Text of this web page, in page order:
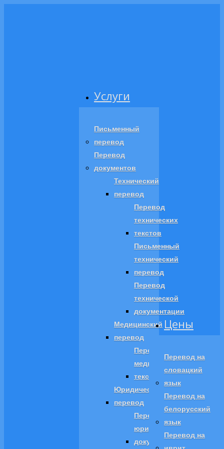
Услуги
Письменный
перевод
Перевод
документов
Технический
перевод
Перевод
технических
текстов
Письменный
технический
перевод
Перевод
технической
документации
Медицинский
перевод
Перевод
медицинских
текстов
Юридический
перевод
Перевод
юридических
документов
Цены
Перевод на
словацкий
язык
Перевод на
белорусский
язык
Перевод на